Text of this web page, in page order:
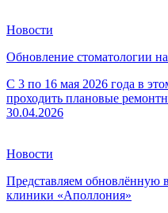
Новости
Обновление стоматологии
С 3 по 16 мая 2026 года в
проходить плановые
30.04.2026
Новости
Представляем обновлённую
клиники «Аполлония»